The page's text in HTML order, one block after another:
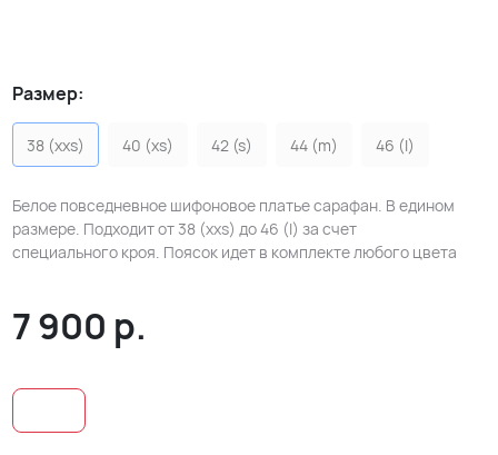
Размер:
38 (xxs) 40 (xs) 42 (s) 44 (m) 46 (l)
Белое повседневное шифоновое платье сарафан. В едином
размере. Подходит от 38 (xxs) до 46 (l) за счет
специального кроя. Поясок идет в комплекте любого цвета
7 900 р.